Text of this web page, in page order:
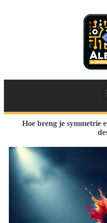
Hoe breng je symmetrie